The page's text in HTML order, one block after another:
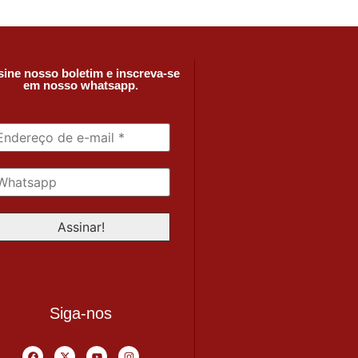
nosso boletim e inscreva-se
em nosso whatsapp.
Siga-nos